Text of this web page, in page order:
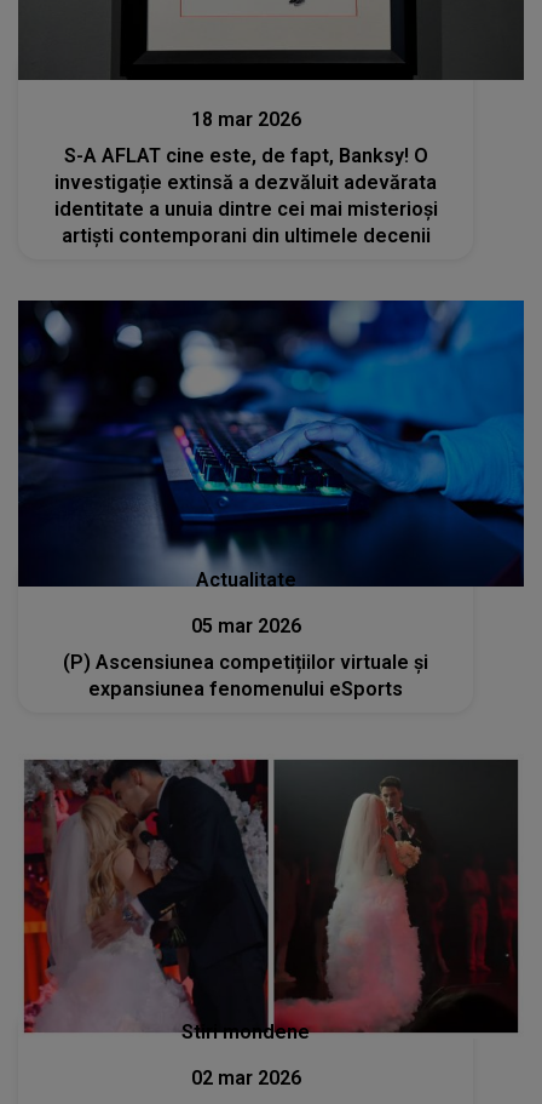
18 mar 2026
S-A AFLAT cine este, de fapt, Banksy! O
investigație extinsă a dezvăluit adevărata
identitate a unuia dintre cei mai misterioşi
artişti contemporani din ultimele decenii
Actualitate
05 mar 2026
(P) Ascensiunea competițiilor virtuale și
expansiunea fenomenului eSports
Stiri mondene
02 mar 2026